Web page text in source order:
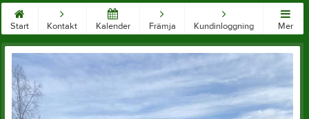
Start Kontakt Kalender Främja Kundinloggning Mer